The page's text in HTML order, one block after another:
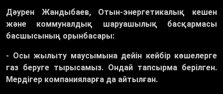
Дәурен Жандыбаев, Отын-энергетикалық кешен
және коммуналдық шаруашылық басқармасы
басшысының орынбасары:
- Осы жылыту маусымына дейін кейбір көшелерге
газ беруге тырысамыз. Ондай тапсырма берілген.
Мердігер компанияларға да айтылған.